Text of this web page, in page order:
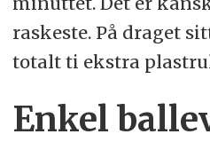
raskeste. På draget
totalt ti ekstra
Enkel